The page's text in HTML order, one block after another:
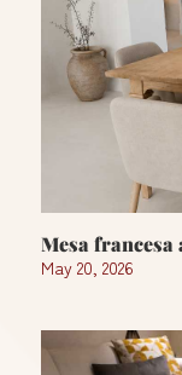
Mesa
May 20, 2026